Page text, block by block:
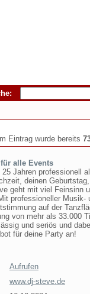
Eintrag wurde bereits
alle Events
Jahren professionell
deinen
geht mit viel Feinsinn
professioneller
auf der
von mehr als 33.000
und seriös und
für deine Party an!
Aufrufen
www.dj-steve.de